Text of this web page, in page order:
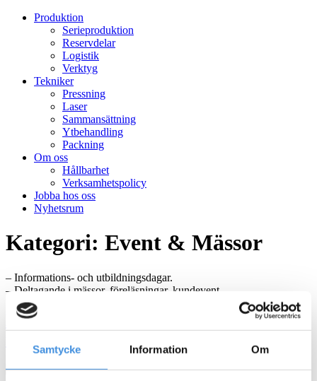
Samtycke Information Om
Produktion
Serieproduktion
Reservdelar
Logistik
Verktyg
Tekniker
Pressning
Laser
Sammansättning
Ytbehandling
Packning
Om oss
Hållbarhet
Verksamhetspolicy
Jobba hos oss
Nyhetsrum
Kategori: Event & Mässor
– Informations- och utbildningsdagar.
– Deltagande i mässor, föreläsningar, kundevent.
EBP Open 2026 – Välkommen till en dag